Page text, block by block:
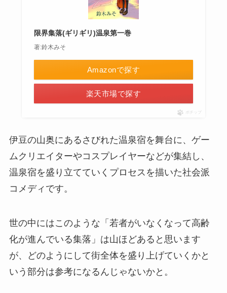
限界集落(ギリギリ)温泉第一巻
著:鈴木みそ
Amazonで探す
楽天市場で探す
ポチップ
伊豆の山奥にあるさびれた温泉宿を舞台に、ゲー
ムクリエイターやコスプレイヤーなどが集結し、
温泉宿を盛り立てていくプロセスを描いた社会派
コメディです。
世の中にはこのような「若者がいなくなって高齢
化が進んでいる集落」は山ほどあると思います
が、どのようにして街全体を盛り上げていくかと
いう部分は参考になるんじゃないかと。